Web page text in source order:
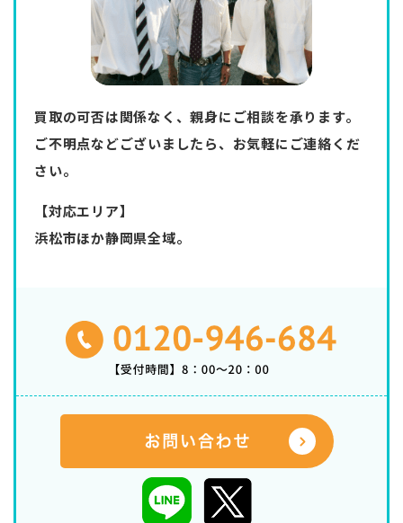
買取の可否は関係なく、親身にご相談を承ります。
ご不明点などございましたら、お気軽にご連絡くだ
さい。
【対応エリア】
浜松市ほか静岡県全域。